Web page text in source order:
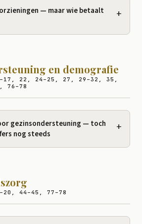
— maar wie betaalt
+
en demografie
22, 24–25, 27, 29–32, 35,
76–78
gezinsondersteuning — toch
nog steeds
+
44–45, 77–78